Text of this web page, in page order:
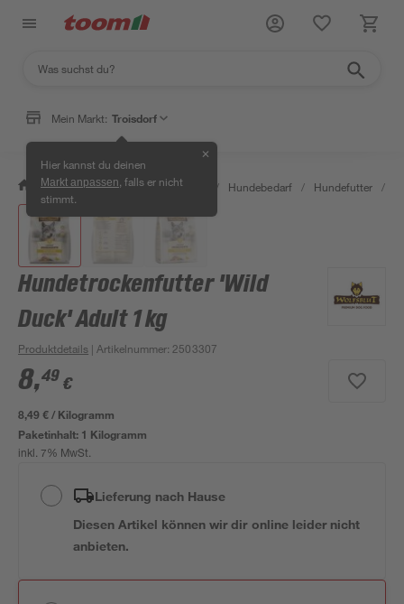
Mein Markt: Troisdorf
Hier kannst du deinen
Markt anpassen , falls er nicht
stimmt.
✕
/ Garten & Freizeit / Tierbedarf / Hundebedarf / Hundefutter /
Hundetrockenfutter 'Wild
Duck' Adult 1 kg
Produktdetails | Artikelnummer: 2503307
8,49 €
8,49 € / Kilogramm
Paketinhalt: 1 Kilogramm
inkl. 7% MwSt.
Lieferung nach Hause
Diesen Artikel können wir dir online leider nicht
anbieten.